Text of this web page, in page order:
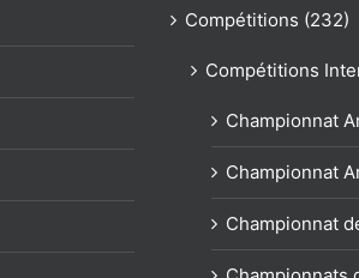
Compétitions (232)
Compétitions
Championnat
Championnat
Championnat